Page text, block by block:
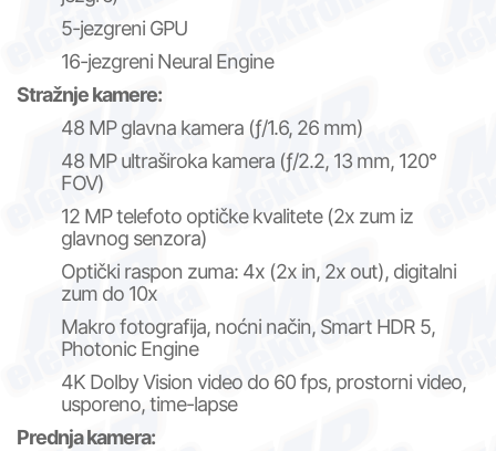
5-jezgreni GPU
16-jezgreni Neural Engine
Stražnje kamere:
48 MP glavna kamera (ƒ/1.6, 26 mm)
48 MP ultraširoka kamera (ƒ/2.2, 13 mm, 120°
FOV)
12 MP telefoto optičke kvalitete (2x zum iz
glavnog senzora)
Optički raspon zuma: 4x (2x in, 2x out), digitalni
zum do 10x
Makro fotografija, noćni način, Smart HDR 5,
Photonic Engine
4K Dolby Vision video do 60 fps, prostorni video,
usporeno, time-lapse
Prednja kamera: